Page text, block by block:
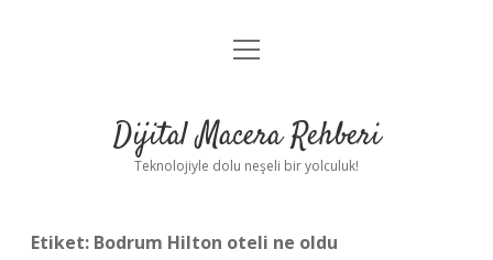
Anasayfa
Yasal Uyarı
menüyü
Dijital Macera Rehberi
Teknolojiyle dolu neşeli bir yolculuk!
Etiket: Bodrum Hilton oteli ne oldu